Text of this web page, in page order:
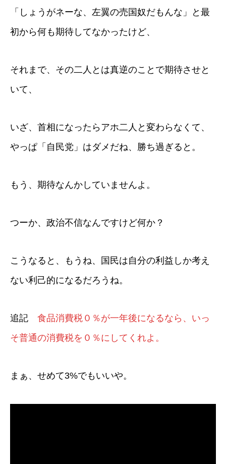
「しょうがネーな、左翼の売国奴だもんな」と最
初から何も期待してなかったけど、
それまで、その二人とは真逆のことで期待させと
いて、
いざ、首相になったらアホ二人と変わらなくて、
やっぱ「自民党」はダメだね、勝ち過ぎると。
もう、期待なんかしていませんよ。
つーか、政治不信なんですけど何か？
こうなると、もうね、国民は自分の利益しか考え
ない利己的になるだろうね。
追記 食品消費税０％が一年後になるなら、いっ
そ普通の消費税を０％にしてくれよ。
まぁ、せめて3%でもいいや。